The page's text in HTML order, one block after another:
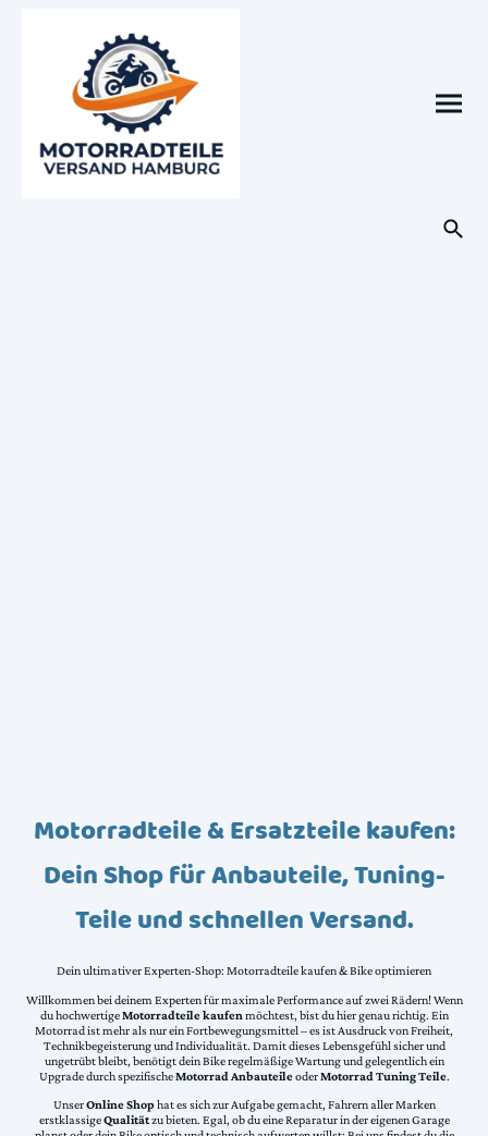
Motorradteile & Ersatzteile kaufen:
Dein Shop für Anbauteile, Tuning-
Teile und schnellen Versand.
Dein ultimativer Experten-Shop: Motorradteile kaufen & Bike optimieren
Willkommen bei deinem Experten für maximale Performance auf zwei Rädern! Wenn
du hochwertigeMotorradteile kaufen möchtest, bist du hier genau richtig. Ein
Motorrad ist mehr als nur ein Fortbewegungsmittel – es ist Ausdruck von Freiheit,
Technikbegeisterung und Individualität. Damit dieses Lebensgefühl sicher und
ungetrübt bleibt, benötigt dein Bike regelmäßige Wartung und gelegentlich ein
Upgrade durch spezifischeMotorrad AnbauteileoderMotorrad Tuning Teile.
UnserOnline Shophat es sich zur Aufgabe gemacht, Fahrern aller Marken
erstklassigeQualitätzu bieten. Egal, ob du eine Reparatur in der eigenen Garage